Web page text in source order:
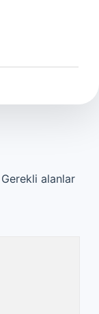
Gerekli alanlar